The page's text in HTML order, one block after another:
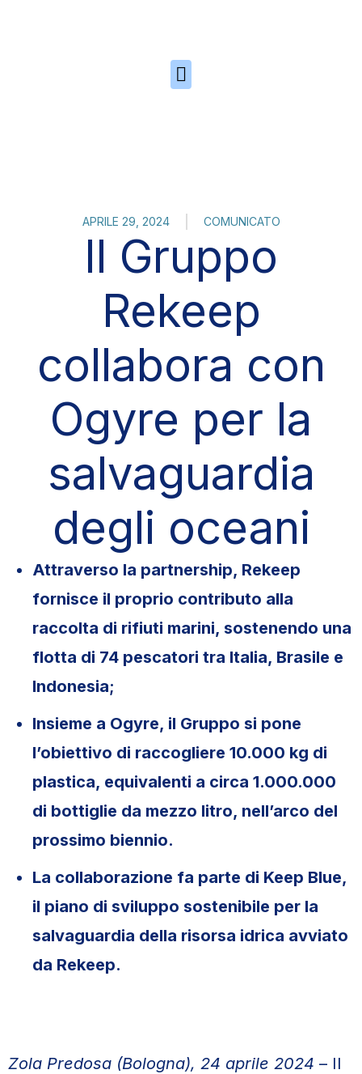
APRILE 29, 2024 COMUNICATO
Il Gruppo
Rekeep
collabora con
Ogyre per la
salvaguardia
degli oceani
Attraverso la partnership, Rekeep
fornisce il proprio contributo alla
raccolta di rifiuti marini, sostenendo una
flotta di 74 pescatori tra Italia, Brasile e
Indonesia;
Insieme a Ogyre, il Gruppo si pone
l’obiettivo di raccogliere 10.000 kg di
plastica, equivalenti a circa 1.000.000
di bottiglie da mezzo litro, nell’arco del
prossimo biennio.
La collaborazione fa parte di Keep Blue,
il piano di sviluppo sostenibile per la
salvaguardia della risorsa idrica avviato
da Rekeep.
Zola Predosa (Bologna), 24 aprile 2024 – Il